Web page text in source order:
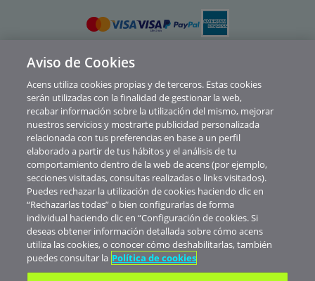
Política de privacidad
Cookies
Contacto
Soporte
Aviso legal
Canal de Denuncias y Consultas
Abuse
© Telefónica Soluciones De Informática Y Comunicaciones De España S.A.U.
Nuestros precios no muestran IVA. Realizada la contratación de servicios
verás aplicados los impuestos correspondientes al territorio donde esté
Aviso de Cookies
Acens utiliza cookies propias y de terceros. Estas cookies
serán utilizadas con la finalidad de gestionar la web,
recabar información sobre la utilización del mismo, mejorar
nuestros servicios y mostrarte publicidad personalizada
relacionada con tus preferencias en base a un perfil
elaborado a partir de tus hábitos y el análisis de tu
comportamiento dentro de la web de acens (por ejemplo,
secciones visitadas, consultas realizadas o links visitados).
Puedes rechazar la utilización de cookies haciendo clic en
“Rechazarlas todas” o bien configurarlas de forma
individual haciendo clic en “Configuración de cookies. Si
deseas obtener información detallada sobre cómo acens
utiliza las cookies, o conocer cómo deshabilitarlas, también
puedes consultar la Política de cookies